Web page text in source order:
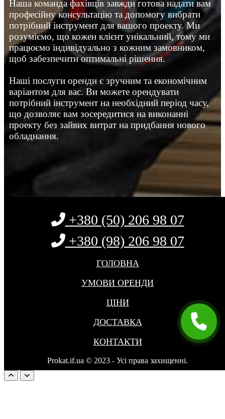
Наша команда фахівців завжди готова надати вам
професійну консультацію та допомогу вибрати
потрібний інструмент для вашого проекту. Ми
розуміємо, що кожен клієнт унікальний, тому ми
працюємо індивідуально з кожним замовником,
щоб забезпечити оптимальні рішення.
Наші послуги оренди є зручним та економічним
варіантом для вас. Ви можете орендувати
потрібний інструмент на необхідний період часу,
що дозволяє вам зосередитися на виконанні
проекту без зайвих витрат на придбання нового
обладнання.
+380 (50) 206 98 07
+380 (98) 206 98 07
ГОЛОВНА
УМОВИ ОРЕНДИ
ЦІНИ
ДОСТАВКА
КОНТАКТИ
Prokat.if.ua © 2023 - Усі права захищенні.